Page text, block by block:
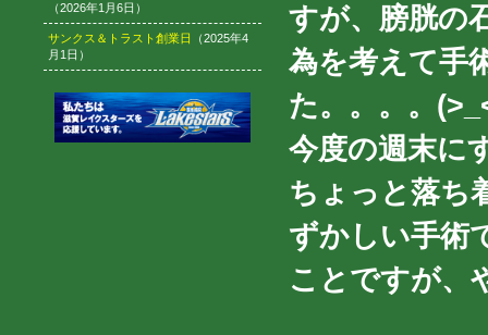
（2026年1月6日）
サンクス＆トラスト創業日
（2025年4
月1日）
すが、膀胱の
為を考えて手
た。。。。
今度の週末に
ちょっと落ち
ずかしい手術
ことですが、